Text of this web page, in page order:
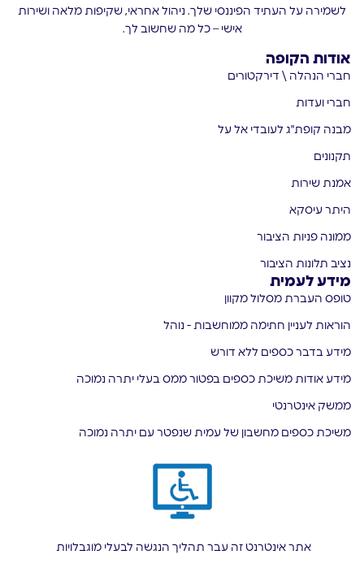
לשמירה על העתיד הפיננסי שלך. ניהול אחראי, שקיפות מלאה ושירות
אישי – כל מה שחשוב לך.
אודות הקופה
חברי הנהלה \ דירקטורים
חברי ועדות
מבנה קופת"ג לעובדי אל על
תקנונים
אמנת שירות
היתר עיסקא
ממונה פניות הציבור
נציב תלונות הציבור
מידע לעמית
טופס העברת מסלול מקוון
הוראות לעניין חתימה ממוחשבות - נוהל
מידע בדבר כספים ללא דורש
מידע אודות משיכת כספים בפטור ממס בעלי יתרה נמוכה
ממשק אינטרנטי
משיכת כספים מחשבון של עמית שנפטר עם יתרה נמוכה
אתר אינטרנט זה עבר תהליך הנגשה לבעלי מוגבלויות